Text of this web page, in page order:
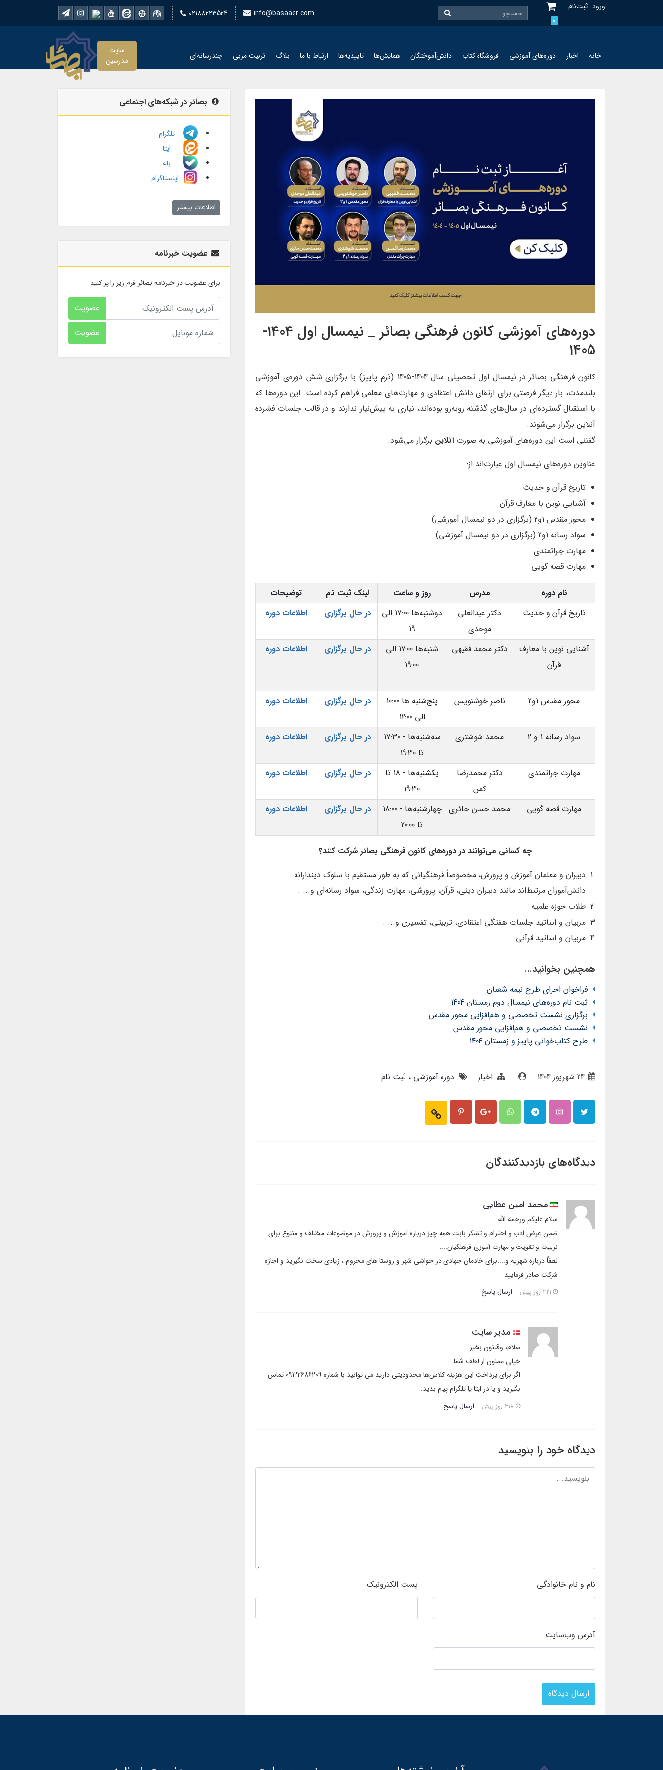
ورود ثبت‌نام
0
02188223524 info@basaaer.com
خانه اخبار دوره‌های آموزشی فروشگاه کتاب دانش‌آموختگان همایش‌ها تاییدیه‌ها ارتباط با ما بلاگ تربیت مربی چندرسانه‌ای
سایت
مدرسین
دوره‌های آموزشی کانون فرهنگی بصائر _ نیمسال اول 1404-
1405
کانون فرهنگی بصائر در نیمسال اول تحصیلی سال 1404-1405 (ترم پاییز) با برگزاری شش دوره‌ی آموزشی
بلندمدت، بار دیگر فرصتی برای ارتقای دانش اعتقادی و مهارت‌های معلمی فراهم کرده است. این دوره‌ها که
با استقبال گسترده‌ای در سال‌های گذشته روبه‌رو بوده‌اند، نیازی به پیش‌نیاز ندارند و در قالب جلسات فشرده
آنلاین برگزار می‌شوند.
گفتنی است این دوره‌های آموزشی به صورتآنلاین برگزار می‌شود.
عناوین دوره‌های نیمسال اول عبارت‌اند از:
تاریخ قرآن و حدیث
آشنایی نوین با معارف قرآن
محور مقدس 1و2 (برگزاری در دو نیمسال آموزشی)
سواد رسانه 1و2 (برگزاری در دو نیمسال آموزشی)
مهارت جراتمندی
مهارت قصه گویی
نام دوره مدرس روز و ساعت لینک ثبت نام
توضیحات
تاریخ قرآن و حدیث
دکتر عبدالعلی
موحدی
دوشنبه‌ها 17:00 الی
19
در حال برگزاری اطلاعات دوره
آشنایی نوین با معارف
قرآن
دکتر محمد فقیهی
شنبه‌ها 17:00 الی
19:00
در حال برگزاری اطلاعات دوره
محور مقدس 1و2 ناصر خوشنویس
پنج‌شنبه ها 10:00
الی 12:00
در حال برگزاری اطلاعات دوره
سواد رسانه 1 و 2 محمد شوشتری
سه‌شنبه‌ها - 17:30
تا 19:30
در حال برگزاری اطلاعات دوره
مهارت جراتمندی
دکتر محمدرضا
کمن
یکشنبه‌ها - 18 تا
19:30
در حال برگزاری اطلاعات دوره
مهارت قصه گویی محمد حسن حائری
چهارشنبه‌ها - 18:00
تا 20:00
در حال برگزاری اطلاعات دوره
چه کسانی می‌توانند در دوره‌های کانون فرهنگی بصائر شرکت کنند؟
دبیران و معلمان آموزش و پرورش، مخصوصاً فرهنگیانی که به طور مستقیم با سلوک دیندارانه
دانش‌آموزان مرتبط‌اند مانند دبیران دینی، قرآن، پرورشی، مهارت زندگی، سواد رسانه‌ای و... .
طلاب حوزه علمیه
مربیان و اساتید جلسات هفتگی اعتقادی، تربیتی، تفسیری و... .
مربیان و اساتید قرآنی
همچنین بخوانید...
فراخوان اجرای طرح نیمه شعبان
ثبت نام دوره‌های نیمسال دوم زمستان 1404
برگزاری نشست تخصصی و هم‌افزایی محور مقدس
نشست تخصصی و هم‌افزایی محور مقدس
طرح کتاب‌خوانی پاییز و زمستان ۱۴۰۴
اخبار دوره آموزشی ثبت نام
دیدگاه‌های بازدیدکنندگان
محمد امین عطایی
سلام علیکم ورحمة الله
ضمن عرض ادب و احترام و تشکر بابت همه چیز درباره آموزش و پرورش در موضوعات مختلف و متنوع برای
نربیت و تقویت و مهارت آموزی فرهنگیان....
لطفاً درباره شهریه و....برای خادمان جهادی در حواشی شهر و روستا های محروم ، زیادی سخت نگیرید و اجازه
شرکت صادر فرمایید
ارسال پاسخ
مدیر سایت
سلام، وقتتون بخیر
خیلی ممنون از لطف شما.
اگر برای پرداخت این هزینه کلاس‌ها محدودیتی دارید می توانید با شماره 09122686209 تماس
بگیرید و یا در ایتا یا تلگرام پیام بدید.
ارسال پاسخ
دیدگاه خود را بنویسید
نام و نام خانوادگی پست الکترونیک
آدرس وب‌سایت
ارسال دیدگاه
بصائر در شبکه‌های اجتماعی
تلگرام
ایتا
بله
اینستاگرام
اطلاعات بیشتر
عضویت خبرنامه
برای عضویت در خبرنامه بصائر فرم زیر را پر کنید
عضویت
عضویت